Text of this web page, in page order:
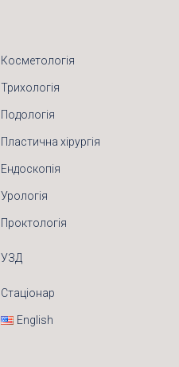
Косметологія
Трихологія
Подологія
Пластична хірургія
Ендоскопія
Урологія
Проктологія
УЗД
Стаціонар
English